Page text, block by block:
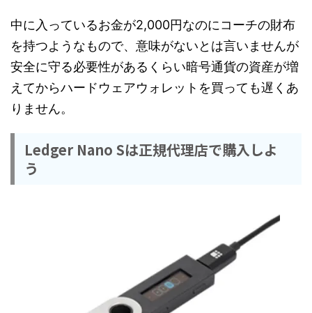
中に入っているお金が2,000円なのにコーチの財布
を持つようなもので、意味がないとは言いませんが
安全に守る必要性があるくらい暗号通貨の資産が増
えてからハードウェアウォレットを買っても遅くあ
りません。
Ledger Nano Sは正規代理店で購入しよ
う